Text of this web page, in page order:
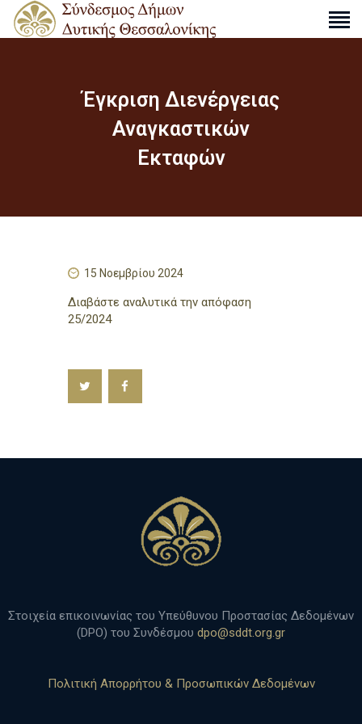
Έγκριση Διενέργειας
Αναγκαστικών
Εκταφών
Ο ΣΎΝΔΕΣΜΟΣ
ΔΡΑΣΤΗΡΙΌΤΗΤΕΣ
ΑΠΟΦΆΣΕΙΣ
ΧΆΡΤΕΣ
S
e
a
15 Νοεμβρίου 2024
Διαβάστε αναλυτικά την απόφαση
25/2024
Στοιχεία επικοινωνίας του Υπεύθυνου Προστασίας Δεδομένων
(DPO) του Συνδέσμου dpo@sddt.org.gr
Πολιτική Απορρήτου & Προσωπικών Δεδομένων